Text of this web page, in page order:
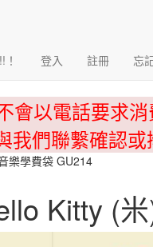
登入 註冊 忘
以電話要求
們聯繫確認
樂學費袋 GU214
Kitty (